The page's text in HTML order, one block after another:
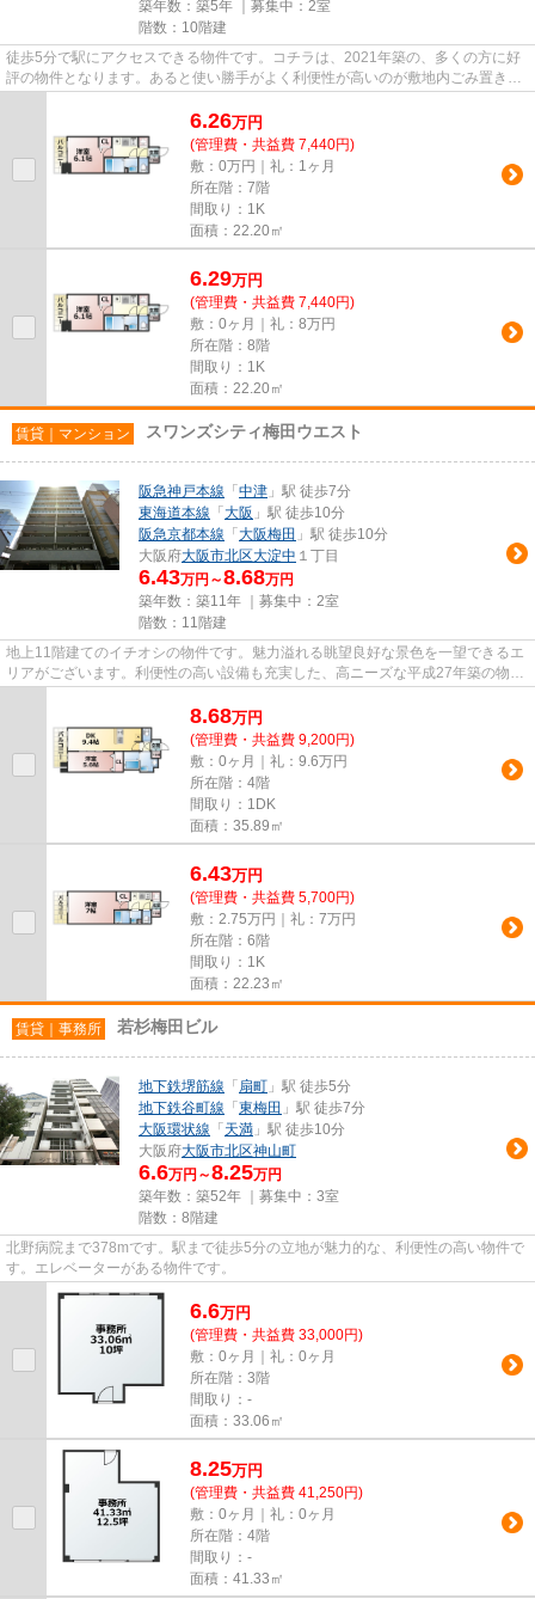
築年数：築5年 ｜募集中： 2室
階数：10階建
徒歩5分で駅にアクセスできる物件です。コチラは、2021年築の、多くの方に好
評の物件となります。あると使い勝手がよく利便性が高いのが敷地内ごみ置き場
6.26万円
(管理費・共益費 7,440円)
敷：0万円｜礼：1ヶ月
所在階：7階
間取り：1K
面積：22.20㎡
6.29万円
(管理費・共益費 7,440円)
敷：0ヶ月｜礼：8万円
所在階：8階
間取り：1K
面積：22.20㎡
賃貸｜マンション スワンズシティ梅田ウエスト
阪急神戸本線 「 中津 」駅 徒歩7分
東海道本線 「 大阪 」駅 徒歩10分
阪急京都本線 「 大阪梅田 」駅 徒歩10分
大阪府大阪市北区大淀中 １丁目
6.43万円～8.68万円
築年数：築11年 ｜募集中： 2室
階数：11階建
地上11階建てのイチオシの物件です。魅力溢れる眺望良好な景色を一望できるエ
リアがございます。利便性の高い設備も充実した、高ニーズな平成27年築の物件
8.68万円
(管理費・共益費 9,200円)
敷：0ヶ月｜礼：9.6万円
所在階：4階
間取り：1DK
面積：35.89㎡
6.43万円
(管理費・共益費 5,700円)
敷：2.75万円｜礼：7万円
所在階：6階
間取り：1K
面積：22.23㎡
賃貸｜事務所 若杉梅田ビル
地下鉄堺筋線 「 扇町 」駅 徒歩5分
地下鉄谷町線 「 東梅田 」駅 徒歩7分
大阪環状線 「 天満 」駅 徒歩10分
大阪府大阪市北区神山町
6.6万円～8.25万円
築年数：築52年 ｜募集中： 3室
階数：8階建
北野病院まで378mです。駅まで徒歩5分の立地が魅力的な、利便性の高い物件で
す。エレベーターがある物件です。
6.6万円
(管理費・共益費 33,000円)
敷：0ヶ月｜礼：0ヶ月
所在階：3階
間取り：-
面積：33.06㎡
8.25万円
(管理費・共益費 41,250円)
敷：0ヶ月｜礼：0ヶ月
所在階：4階
間取り：-
面積：41.33㎡